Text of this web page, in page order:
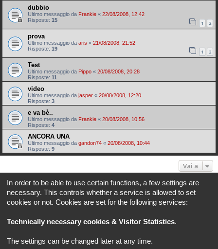
dubbio
Ultimo messaggio da Frankie « 22/08/2008, 12:42
Risposte: 15 1 2
prova
Ultimo messaggio da aris « 21/08/2008, 21:52
Risposte: 19 1 2
Test
Ultimo messaggio da Pippo « 20/08/2008, 20:28
Risposte: 11
video
Ultimo messaggio da jasper « 20/08/2008, 12:20
Risposte: 3
e va bè..
Ultimo messaggio da Frankie « 20/08/2008, 10:56
Risposte: 4
ANCORA UNA
Ultimo messaggio da gandon74 « 20/08/2008, 10:44
Risposte: 9
Vai a
Tutti gli orari sono UTC+02:00
REVLIMITER.IT e i suoi contenuti sono di proprietà di REVLIMITER S.r.L.
derivati sono di esclusiva titolarità di MV AGUSTA MOTOR SPA
Creato daphpBB® Forum Software © phpBB Limited
In order to be able to use certain functions, a few settings are
necessary. This controls whether a service is allowed to set
cookies or not. Cookies are set for the following services:
Technically necessary cookies & Visitor Statistics.
The settings can be changed later at any time.